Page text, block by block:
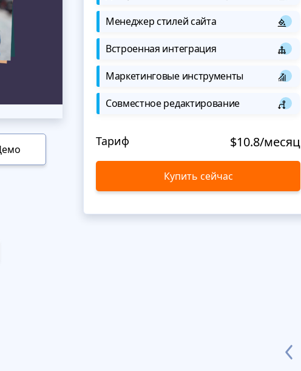
Менеджер стилей сайта
Встроенная интеграция
Маркетинговые инструменты
Совместное редактирование
Тариф $10.8/месяц
Купить сейчас